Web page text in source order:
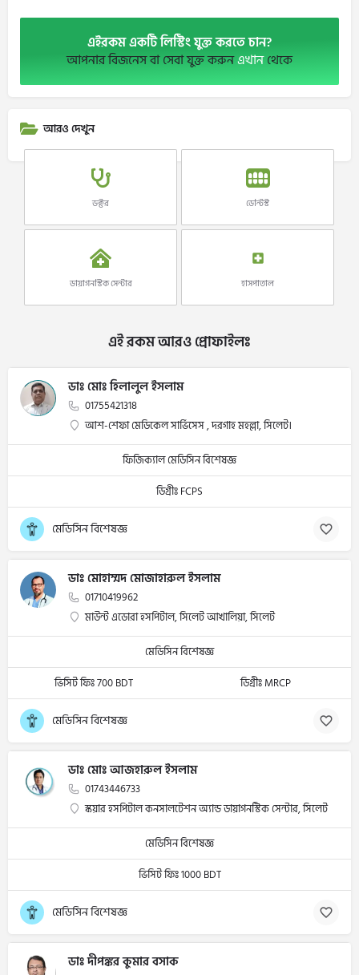
এইরকম একটি লিস্টিং যুক্ত করতে চান?
আপনার বিজনেস বা সেবা যুক্ত করুনএখানথেকে
আরও দেখুন
ডক্টর ডেন্টিস্ট
ডায়াগনস্টিক সেন্টার হাসপাতাল
এই রকম আরও প্রোফাইলঃ
ডাঃ মোঃ হিলালুল ইসলাম
01755421318
আশ-শেফা মেডিকেল সার্ভিসেস , দরগাহ মহল্লা, সিলেট।
ফিজিক্যাল মেডিসিন বিশেষজ্ঞ
ডিগ্রীঃ FCPS
মেডিসিন বিশেষজ্ঞ
ডাঃ মোহাম্মদ মোজাহারুল ইসলাম
01710419962
মাউন্ট এডোরা হসপিটাল, সিলেট আখালিয়া, সিলেট
মেডিসিন বিশেষজ্ঞ
ভিসিট ফিঃ 700 BDT
ডিগ্রীঃ MRCP
মেডিসিন বিশেষজ্ঞ
ডাঃ মোঃ আজহারুল ইসলাম
01743446733
স্কয়ার হসপিটাল কনসালটেশন অ্যান্ড ডায়াগনস্টিক সেন্টার, সিলেট
মেডিসিন বিশেষজ্ঞ
ভিসিট ফিঃ 1000 BDT
মেডিসিন বিশেষজ্ঞ
ডাঃ দীপঙ্কর কুমার বসাক